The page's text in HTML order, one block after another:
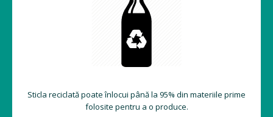
Sticla reciclată poate înlocui până la 95% din materiile prime
folosite pentru a o produce.